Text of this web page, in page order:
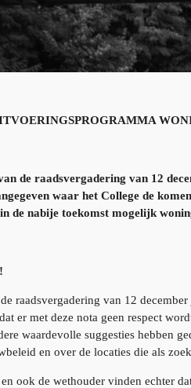
de raadsvergadering van 12
waar het College de
de nabije toekomst mogelijk
raadsvergadering van 12
er met deze nota geen respect
waardevolle suggesties hebben
en over de locaties die als
ook de wethouder vinden echter